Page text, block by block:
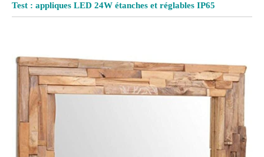
Test : appliques LED 24W étanches et réglables IP65